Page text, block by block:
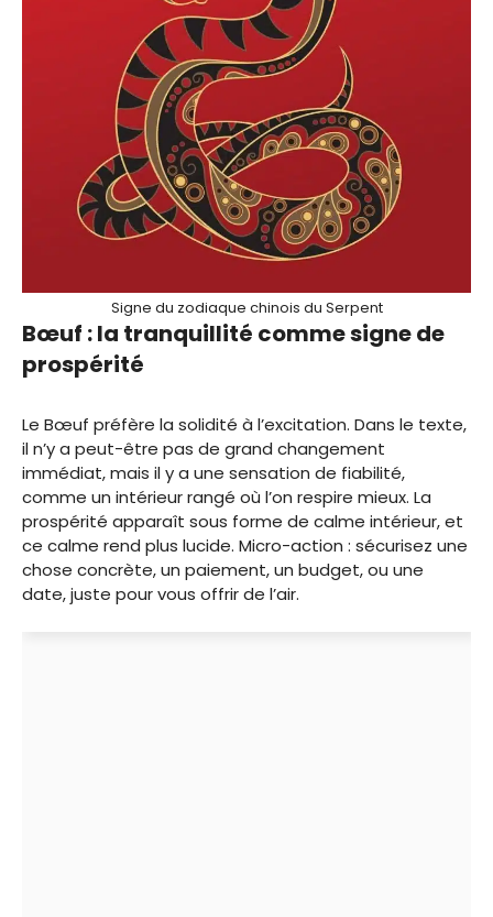
Signe du zodiaque chinois du Serpent
Bœuf : la tranquillité comme signe de
prospérité
Le Bœuf préfère la solidité à l’excitation. Dans le texte,
il n’y a peut-être pas de grand changement
immédiat, mais il y a une sensation de fiabilité,
comme un intérieur rangé où l’on respire mieux. La
prospérité apparaît sous forme de calme intérieur, et
ce calme rend plus lucide. Micro-action : sécurisez une
chose concrète, un paiement, un budget, ou une
date, juste pour vous offrir de l’air.